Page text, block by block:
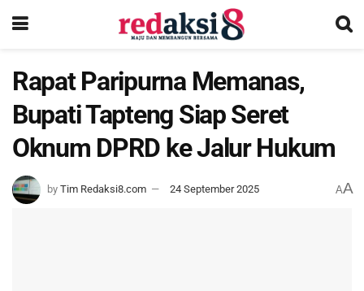
Rapat Paripurna Memanas,
Bupati Tapteng Siap Seret
Oknum DPRD ke Jalur Hukum
by Tim Redaksi8.com 24 September 2025 AA